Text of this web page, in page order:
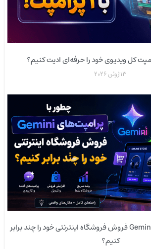
کل ویدیوی خود را حرفه‌ای ادیت کنیم؟
13 ژوئن 2026
چطور با پرامپت‌های Gemini فروش فروشگاه اینترنتی خود را چند برابر
کنیم؟